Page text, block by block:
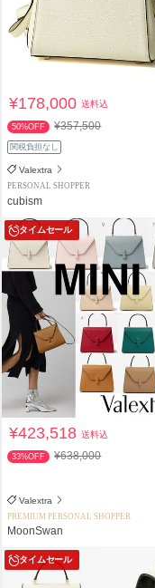
¥178,000送料込
50%OFF ¥357,500
関税負担なし
Valextra
PERSONAL SHOPPER
cubism
タイムセール
¥423,518送料込
33%OFF ¥638,000
Valextra
PREMIUM PERSONAL SHOPPER
MoonSwan
タイムセール